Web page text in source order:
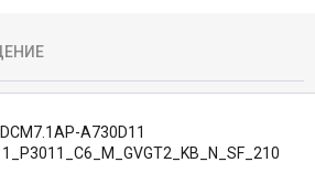
DCM7.1AP-A730D11